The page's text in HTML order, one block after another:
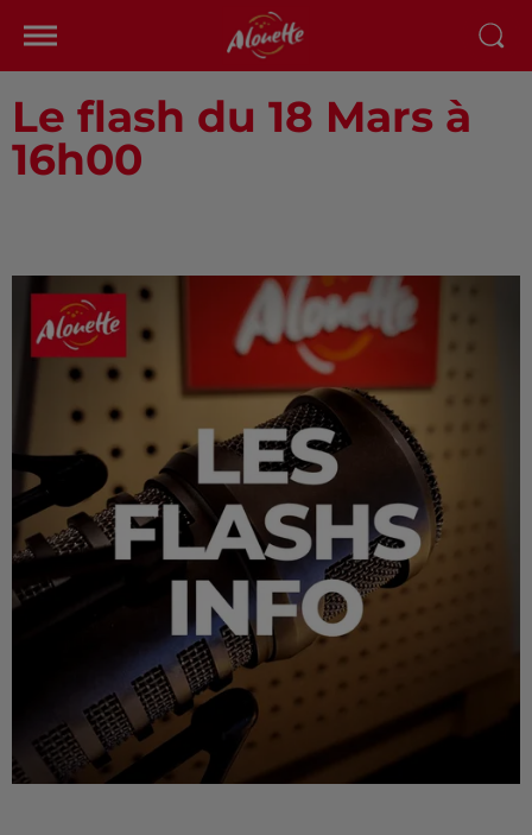
Le flash du 18 Mars à
16h00